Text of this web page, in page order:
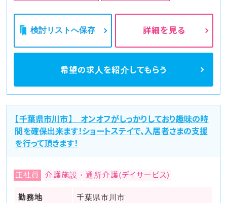
検討リストへ保存 詳細を見る
希望の求人を紹介してもらう
【千葉県市川市】 オンオフがしっかりしており趣味の時
間を確保出来ます！ショートステイで、入居者さまの支援
を行って頂きます！
正社員 介護施設・通所介護(デイサービス)
勤務地 千葉県市川市